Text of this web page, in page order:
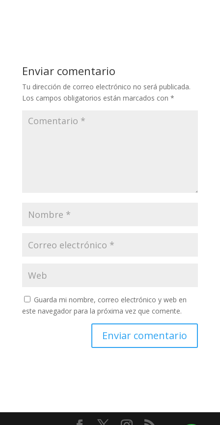
Enviar comentario
Tu dirección de correo electrónico no será publicada.
Los campos obligatorios están marcados con *
Guarda mi nombre, correo electrónico y web en
este navegador para la próxima vez que comente.